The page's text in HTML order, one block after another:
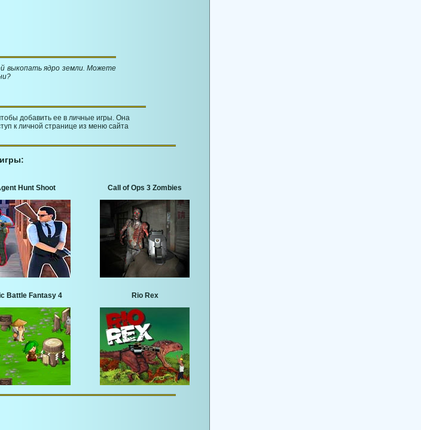
выкопать ядро земли. Можете
добавить ее в личные игры. Она
к личной странице из меню сайта
Hunt Shoot Call of Ops 3 Zombies
Battle Fantasy 4 Rio Rex